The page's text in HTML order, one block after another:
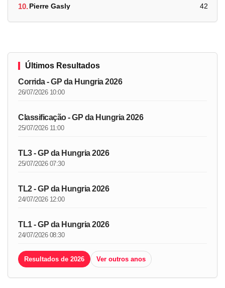
10.Pierre Gasly 42
Últimos Resultados
Corrida - GP da Hungria 2026
26/07/2026 10:00
Classificação - GP da Hungria 2026
25/07/2026 11:00
TL3 - GP da Hungria 2026
25/07/2026 07:30
TL2 - GP da Hungria 2026
24/07/2026 12:00
TL1 - GP da Hungria 2026
24/07/2026 08:30
Resultados de 2026 Ver outros anos